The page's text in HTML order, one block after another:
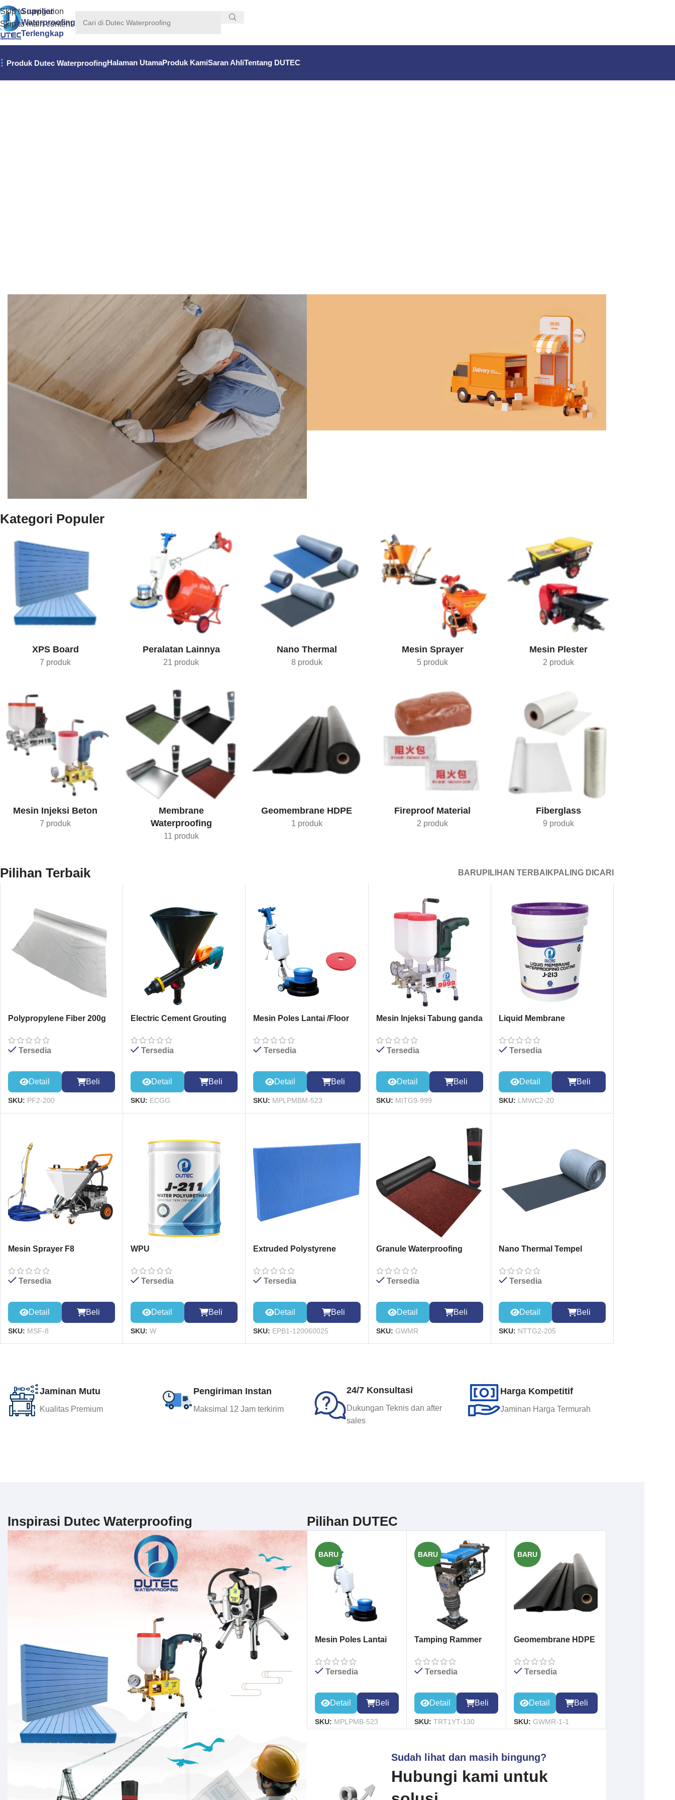
Skip to navigation
Skip to main content
Supplier
Waterproofing
Terlengkap
Produk Dutec WaterproofingHalaman UtamaProduk KamiSaran AhliTentang DUTEC
Konsultasi
Teknis
Temukan solusi kebocoran
hanya di DUTEC
Selengkapnya
Kategori Populer
XPS Board
7 produk
Peralatan Lainnya
21 produk
Nano Thermal
8 produk
Mesin Sprayer
5 produk
Mesin Plester
2 produk
Mesin Injeksi Beton
7 produk
Membrane
Waterproofing
11 produk
Geomembrane HDPE
1 produk
Fireproof Material
2 produk
Fiberglass
9 produk
Pilihan Terbaik BARU PILIHAN TERBAIK PALING DICARI
Polypropylene Fiber 200g
Tersedia
Detail Beli
SKU: PF2-200
Electric Cement Grouting
Tersedia
Detail Beli
SKU: ECGG
Mesin Poles Lantai /Floor
523+Pad Merah
Tersedia
Detail Beli
SKU: MPLPMBM-523
Mesin Injeksi Tabung ganda
Tersedia
Detail Beli
SKU: MITG9-999
Liquid Membrane
Tersedia
Detail Beli
SKU: LMWC2-20
Mesin Sprayer F8
Tersedia
Detail Beli
SKU: MSF-8
WPU
Tersedia
Detail Beli
SKU:W
Extruded Polystyrene
Tersedia
Detail Beli
SKU: EPB1-120060025
Granule Waterproofing
Tersedia
Detail Beli
SKU: GWMR
Nano Thermal Tempel
Tersedia
Detail Beli
SKU: NTTG2-205
Jaminan Mutu
Kualitas Premium
Pengiriman Instan
Maksimal 12 Jam terkirim
24/7 Konsultasi
Dukungan Teknis dan after
sales
Harga Kompetitif
Jaminan Harga Termurah
Inspirasi Dutec Waterproofing Pilihan DUTEC
BARU
Mesin Poles Lantai
Machine BF-523
Tersedia
Detail Beli
SKU: MPLPMB-523
BARU
Tamping Rammer
Tersedia
Detail Beli
SKU: TRT1YT-130
BARU
Geomembrane HDPE
Tersedia
Detail Beli
SKU: GWMR-1-1
Sudah lihat dan masih bingung?
Hubungi kami untuk